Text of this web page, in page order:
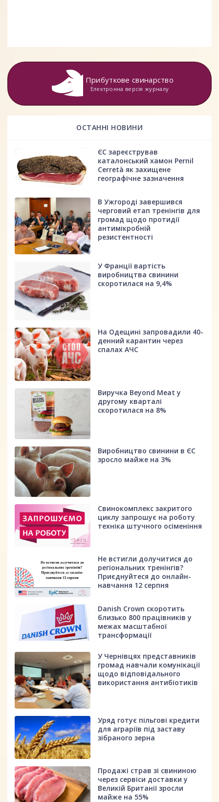
Прибуткове свинарство
Електронна версія журналу
ОСТАННІ НОВИНИ
ЄС зареєстрував
каталонський хамон Pernil
Cerretà як захищене
географічне зазначення
В Ужгороді завершився
черговий етап тренінгів для
громад щодо протидії
антимікробній
резистентності
У Франції вартість
виробництва свинини
скоротилася на 9,4%
На Одещині запровадили 40-
денний карантин через
спалах АЧС
Виручка Beyond Meat у
другому кварталі
скоротилася на 8%
Виробництво свинини в ЄС
зросло майже на 3%
Свинокомплекс закритого
циклу запрошує на роботу
техніка штучного осіменіння
Не встигли долучитися до
регіональних тренінгів?
Приєднуйтеся до онлайн-
навчання 12 серпня
Danish Crown скоротить
близько 800 працівників у
межах масштабної
трансформації
У Чернівцях представників
громад навчали комунікації
щодо відповідального
використання антибіотиків
Уряд готує пільгові кредити
для аграріїв під заставу
зібраного зерна
Продажі страв зі свининою
через сервіси доставки у
Великій Британії зросли
майже на 55%